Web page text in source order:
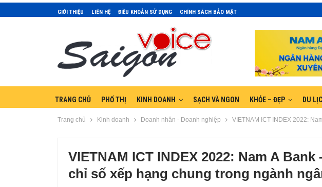
GIỚI THIỆU LIÊN HỆ ĐIỀU KHOẢN SỬ DỤNG CHÍNH SÁCH BẢO MẬT
TRANG CHỦ PHỐ THỊ KINH DOANH SẠCH VÀ NGON KHỎE – ĐẸP DU
Trang chủ Kinh doanh Doanh nhân - Doanh nghiệp VIETNAM ICT INDEX 2022:
VIETNAM ICT INDEX 2022: Nam A
chỉ số xếp hạng chung trong ngành